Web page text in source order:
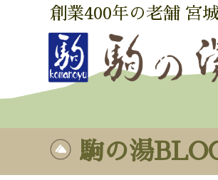
創業400年の老舗 宮
駒の湯